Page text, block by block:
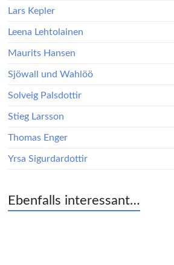
Lars Kepler
Leena Lehtolainen
Maurits Hansen
Sjöwall und Wahlöö
Solveig Palsdottir
Stieg Larsson
Thomas Enger
Yrsa Sigurdardottir
Ebenfalls interessant…